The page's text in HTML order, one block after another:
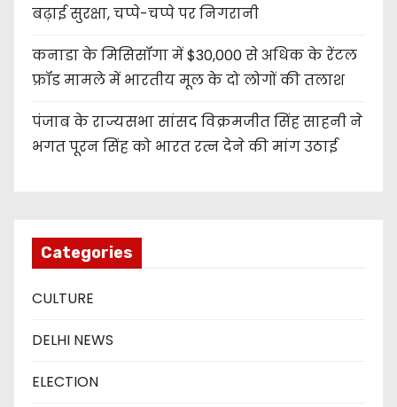
बढ़ाई सुरक्षा, चप्पे-चप्पे पर निगरानी
कनाडा के मिसिसॉगा में $30,000 से अधिक के रेंटल
फ्रॉड मामले में भारतीय मूल के दो लोगों की तलाश
पंजाब के राज्यसभा सांसद विक्रमजीत सिंह साहनी ने
भगत पूरन सिंह को भारत रत्न देने की मांग उठाई
Categories
CULTURE
DELHI NEWS
ELECTION